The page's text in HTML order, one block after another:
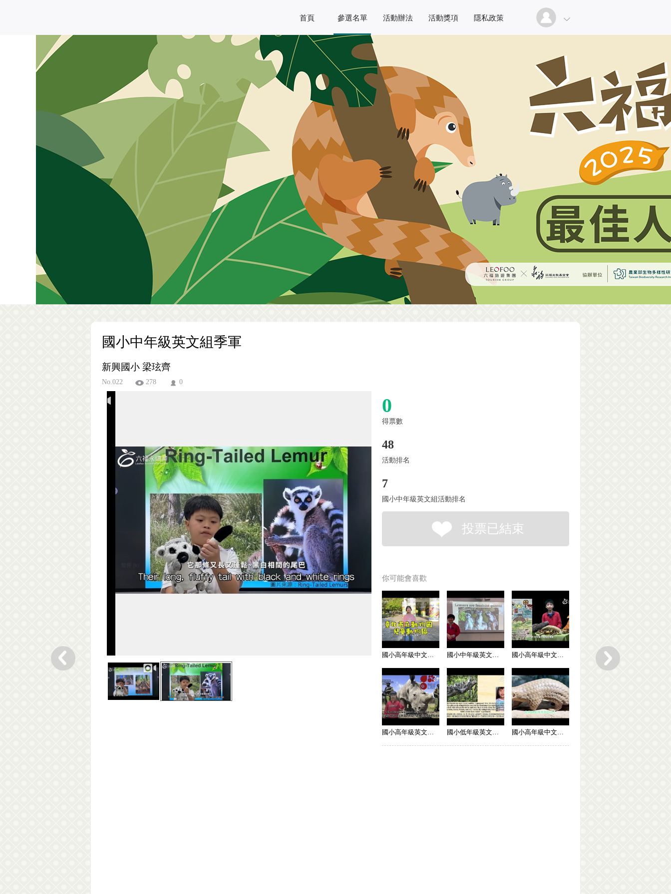
首頁 參選名單 活動辦法 活動獎項 隱私政策
國小中年級英文組季軍
新興國小 梁玹齊
No.022 278 0
0
得票數
48
活動排名
7
國小中年級英文組活動排名
投票已結束
你可能會喜歡
國小高年級中文組 潛力獎 國小中年級英文組 潛力獎 國小高年級中文組 潛力獎
國小高年級英文組 潛力獎 國小低年級英文組 潛力獎 國小高年級中文組 潛力獎